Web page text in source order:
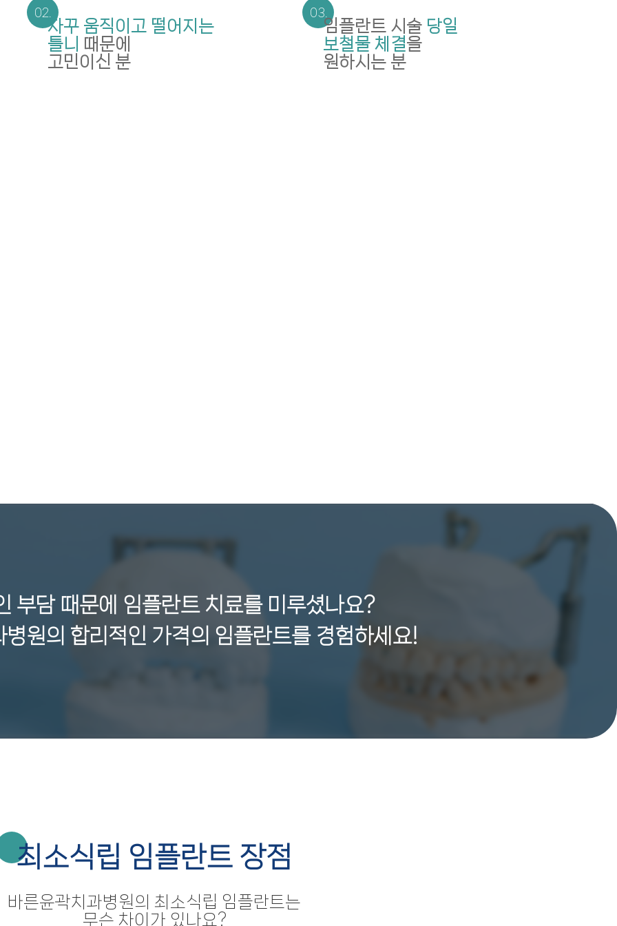
카카오 상
블로그
자꾸 움직이고 떨어지는
틀니
때문에
고민이신 분
임플란트 시술 당일
보철물 체결을
원하시는 분
부담 때문에 임플란트 치료를 미루셨나요?
원의 합리적인 가격의 임플란트를 경험하세요!
최소식립 임플란트 장점
바른윤곽치과병원의 최소식립 임플란트는
무슨 차이가 있나요?